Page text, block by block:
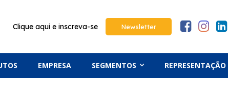
Clique aqui e inscreva-se Newsletter
EMPRESA SEGMENTOS REPRESENTAÇÃO